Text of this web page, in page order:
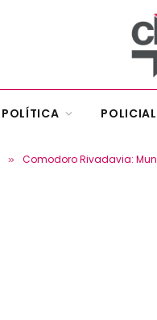
POLÍTICA
» Comodoro Rivadavia: